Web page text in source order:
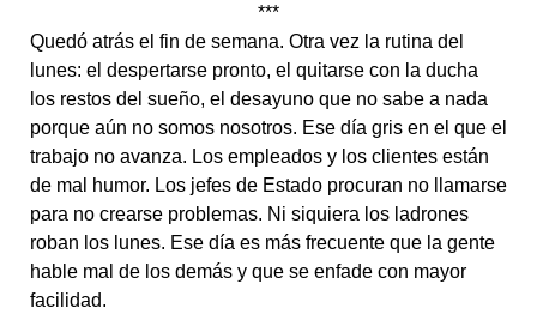
***
Quedó atrás el fin de semana. Otra vez la rutina del
lunes: el despertarse pronto, el quitarse con la ducha
los restos del sueño, el desayuno que no sabe a nada
porque aún no somos nosotros. Ese día gris en el que el
trabajo no avanza. Los empleados y los clientes están
de mal humor. Los jefes de Estado procuran no llamarse
para no crearse problemas. Ni siquiera los ladrones
roban los lunes. Ese día es más frecuente que la gente
hable mal de los demás y que se enfade con mayor
facilidad.